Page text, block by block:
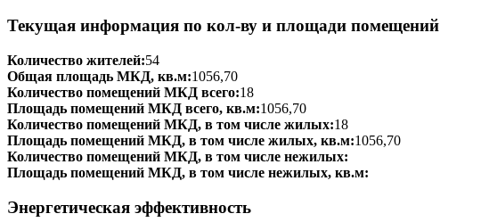
Текущая информация по кол-ву и площади помещений
Количество жителей:54
Общая площадь МКД, кв.м:1056,70
Количество помещений МКД всего:18
Площадь помещений МКД всего, кв.м:1056,70
Количество помещений МКД, в том числе жилых:18
Площадь помещений МКД, в том числе жилых, кв.м:1056,70
Количество помещений МКД, в том числе нежилых:
Площадь помещений МКД, в том числе нежилых, кв.м:
Энергетическая эффективность